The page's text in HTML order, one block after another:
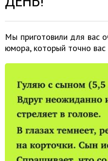
Мы приготовили для вас
юмора, который точно вас